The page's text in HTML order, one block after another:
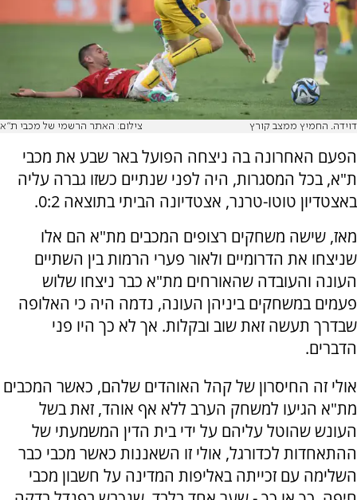
דוידה. החמיץ ממצב קורץ צילום: האתר הרשמי של מכבי ת"א
הפעם האחרונה בה ניצחה הפועל באר שבע את מכבי
ת"א, בכל המסגרות, היה לפני שנתיים כשזו גברה עליה
באצטדיון טוטו-טרנר, אצטדיונה הביתי בתוצאה 0:2.
מאז, שישה משחקים רצופים המכבים מת"א הם אלו
שניצחו את הדרומיים ולאור פערי הרמות בין השתיים
העונה והעובדה שהאורחים מת"א כבר ניצחו שלוש
פעמים במשחקים ביניהן העונה, נדמה היה כי האלופה
שבדרך תעשה זאת שוב ובקלות. אך לא כך היו פני
הדברים.
אולי זה החיסרון של קהל האוהדים שלהם, כאשר המכבים
מת"א הגיעו למשחק הערב ללא אף אוהד, זאת בשל
העונש שהוטל עליהם על ידי בית הדין המשמעתי של
ההתאחדות לכדורגל, אולי זו השאננות כאשר מכבי כבר
השלימה עם זכייתה באליפות המדינה על חשבון מכבי